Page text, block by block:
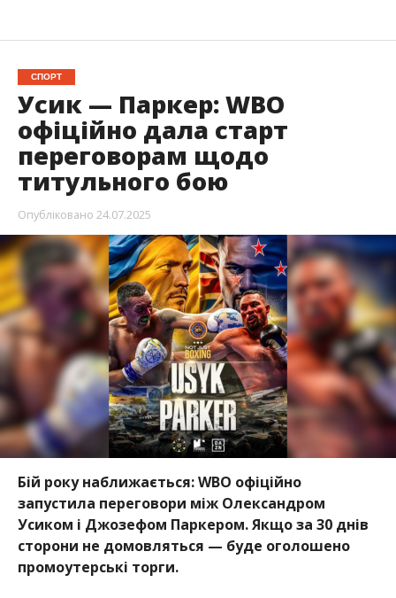
СПОРТ
Усик — Паркер: WBO
офіційно дала старт
переговорам щодо
титульного бою
Опубліковано 24.07.2025
Бій року наближається: WBO офіційно
запустила переговори між Олександром
Усиком і Джозефом Паркером. Якщо за 30 днів
сторони не домовляться — буде оголошено
промоутерські торги.